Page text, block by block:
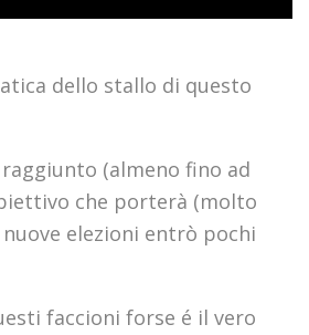
dello stallo di questo
(almeno fino ad
che porterà (molto
elezioni entrò pochi
faccioni forse é il vero